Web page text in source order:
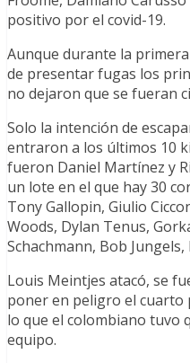
positivo por el covid-19.
Aunque durante la
de presentar fugas los
no dejaron que se fueran
Solo la intención de
entraron a los últimos 10
fueron Daniel Martínez y
un lote en el que hay 30
Tony Gallopin, Giulio
Woods, Dylan Tenus,
Schachmann, Bob
Louis Meintjes atacó, se
poner en peligro el
lo que el colombiano tuvo
equipo.